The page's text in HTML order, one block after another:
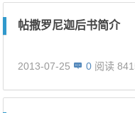
帖撒罗尼迦后书简介
2013-07-25 0 阅读